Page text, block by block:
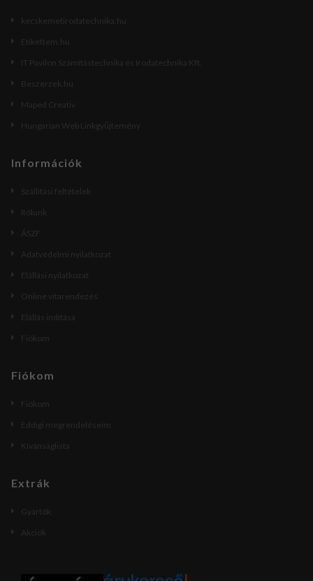
kecskemetirodatechnika.hu
Etikettem.hu
IT Pavilon Számítástechnika és Irodatechnika Kft.
Beszerzek.hu
Maped Creativ
Hungarian Web Linkgyűjtemény
Információk
Szállítási feltételek
Rólunk
ÁSZF
Adatvédelmi nyilatkozat
Elállási nyilatkozat
Online vitarendezés
Elállás indítása
Fiókom
Fiókom
Fiókom
Eddigi megrendeléseim
Kívánságlista
Extrák
Gyártók
Akciók